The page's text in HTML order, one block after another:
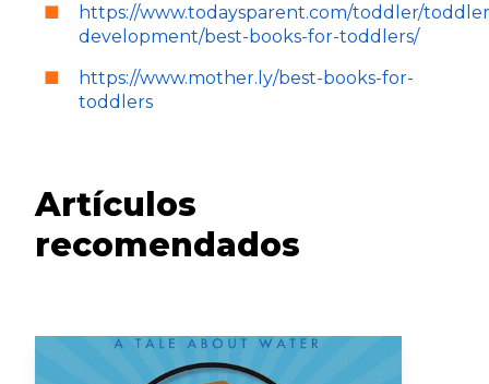
https://www.todaysparent.com/toddler/
development/best-books-for-toddlers/
https://www.mother.ly/best-books-for-
toddlers
Artículos
recomendados